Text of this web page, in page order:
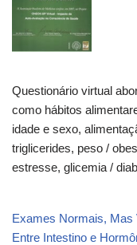
Questionário virtual
como hábitos
idade e sexo,
triglicerides, peso /
estresse, glicemia /
Exames Normais, Mas
Entre Intestino e